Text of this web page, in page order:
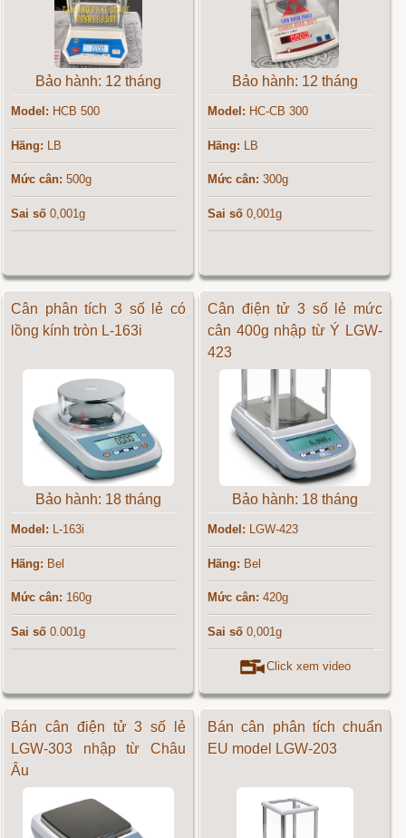
Bảo hành: 12 tháng
Model: HCB 500
Hãng: LB
Mức cân: 500g
Sai số 0,001g
Bảo hành: 12 tháng
Model: HC-CB 300
Hãng: LB
Mức cân: 300g
Sai số 0,001g
Cân phân tích 3 số lẻ có
lồng kính tròn L-163i
Bảo hành: 18 tháng
Model: L-163i
Hãng: Bel
Mức cân: 160g
Sai số 0.001g
Cân điện tử 3 số lẻ mức
cân 400g nhập từ Ý LGW-
423
Bảo hành: 18 tháng
Model: LGW-423
Hãng: Bel
Mức cân: 420g
Sai số 0,001g
Click xem video
Bán cân điện tử 3 số lẻ
LGW-303 nhập từ Châu
Âu
Bán cân phân tích chuẩn
EU model LGW-203